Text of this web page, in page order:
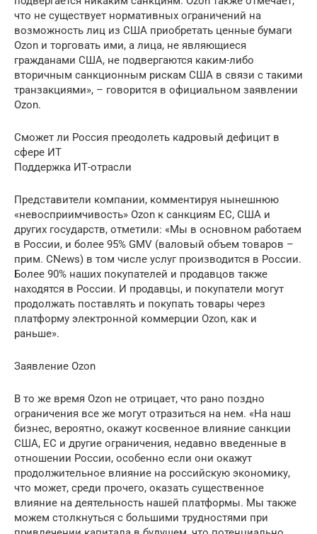
что не существует нормативных ограничений на
возможность лиц из США приобретать ценные бумаги
Ozon и торговать ими, а лица, не являющиеся
гражданами США, не подвергаются каким-либо
вторичным санкционным рискам США в связи с такими
транзакциями», – говорится в официальном заявлении
Ozon.
Сможет ли Россия преодолеть кадровый дефицит в
сфере ИТ
Поддержка ИТ-отрасли
Представители компании, комментируя нынешнюю
«невосприимчивость» Ozon к санкциям ЕС, США и
других государств, отметили: «Мы в основном работаем
в России, и более 95% GMV (валовый объем товаров –
прим. CNews) в том числе услуг производится в России.
Более 90% наших покупателей и продавцов также
находятся в России. И продавцы, и покупатели могут
продолжать поставлять и покупать товары через
платформу электронной коммерции Ozon, как и
раньше».
Заявление Ozon
В то же время Ozon не отрицает, что рано поздно
ограничения все же могут отразиться на нем. «На наш
бизнес, вероятно, окажут косвенное влияние санкции
США, ЕС и другие ограничения, недавно введенные в
отношении России, особенно если они окажут
продолжительное влияние на российскую экономику,
что может, среди прочего, оказать существенное
влияние на деятельность нашей платформы. Мы также
можем столкнуться с большими трудностями при